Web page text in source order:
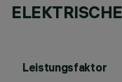
Leistungsfaktor